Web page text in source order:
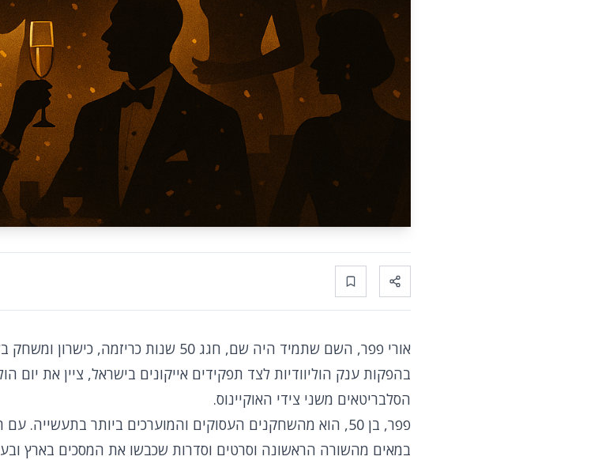
Share
Bookmark
אורי פפר, השם שתמיד היה שם, חגג 50 שנות
בהפקות ענק הוליוודיות לצד תפקידים אייקונים בישראל, ציין את יום
הסלבריטאים משני צידי האוקיינוס.
פפר, בן 50, הוא מהשחקנים העסוקים והמוערכים ביותר
במאים מהשורה הראשונה וסרטים וסדרות שכבשו את המסכים בארץ